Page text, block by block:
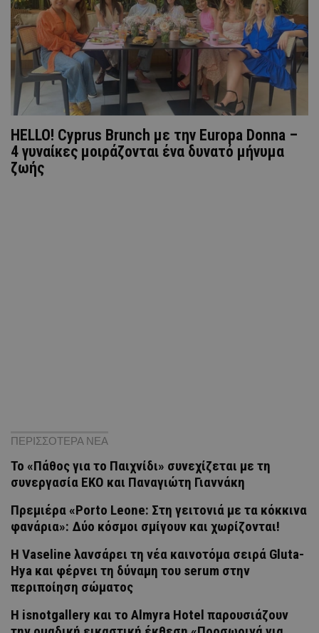
HELLO! Cyprus Brunch με την Europa Donna –
4 γυναίκες μοιράζονται ένα δυνατό μήνυμα
ζωής
ΠΕΡΙΣΣΟΤΕΡΑ ΝΕΑ
Το «Πάθος για το Παιχνίδι» συνεχίζεται με τη
συνεργασία ΕΚΟ και Παναγιώτη Γιαννάκη
Πρεμιέρα «Porto Leone: Στη γειτονιά με τα κόκκινα
φανάρια»: Δύο κόσμοι σμίγουν και χωρίζονται!
Η Vaseline λανσάρει τη νέα καινοτόμα σειρά Gluta-
Hya και φέρνει τη δύναμη του serum στην
περιποίηση σώματος
H isnotgallery και το Almyra Hotel παρουσιάζουν